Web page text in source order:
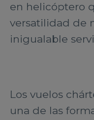
en helicóptero
versatilidad de
inigualable
Los vuelos
una de las